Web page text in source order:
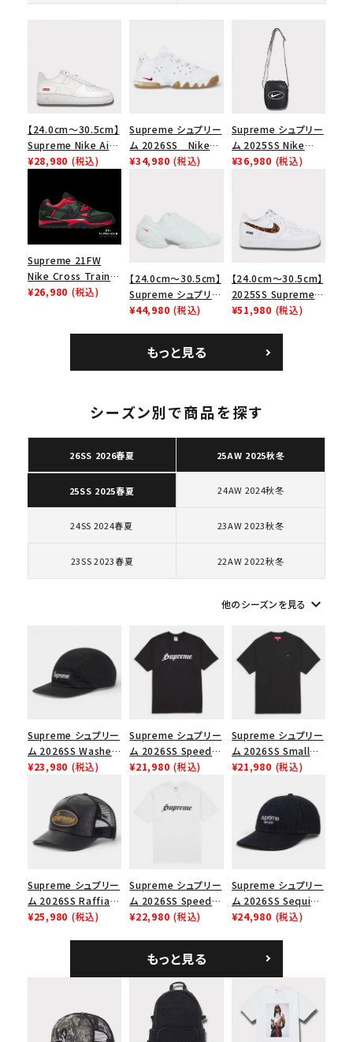
キーワードから探す
search
人気ワード
キャップ・ハット
パーカー・クルーネック
ショルダー・ウエストバッグ
カテゴリーから探す
コラボレーションブランドから探す
並び順
価格から探す
円 ～
【24.0cm～30.5cm】
Supreme Nike Air
Force 1 Low シュプ
ース１スニーカー シ
ューズ ホワイト
¥28,980 (税込)
Supreme シュプリー
ム 2026SS Nike
SB Air Max 2 CB 94
¥34,980 (税込)
Supreme シュプリー
ム 2025SS Nike
Leather Shoulder
¥36,980 (税込)
Supreme 21FW
Nike Cross Trainer
Low ナイキクロスト
¥26,980 (税込)
【24.0cm～30.5cm】
Supreme シュプリー
ム 2023AW Nike
カー ホワイト 白
¥44,980 (税込)
【24.0cm～30.5cm】
2025SS Supreme
GOODENOUGH
ムグッドイナフ ナイキ
エアフォース１スニー
ト
¥51,980 (税込)
もっと見る
シーズン別で商品を探す
26SS 2026春夏 25AW 2025秋冬
25SS 2025春夏 24AW 2024秋冬
24SS 2024春夏 23AW 2023秋冬
23SS 2023春夏 22AW 2022秋冬
他のシーズンを見る keyboard_arrow_down
Supreme シュプリー
ム 2026SS Washed
Chino Twill Camp
ノツイル キャンプキャ
ップ ブラック
¥23,980 (税込)
Supreme シュプリー
ム 2026SS Speed
Tee スピードTシャツ
¥21,980 (税込)
Supreme シュプリー
ム 2026SS Small
Box Tee スモールボ
¥21,980 (税込)
Supreme シュプリー
ム 2026SS Raffia
Mesh Back 5-Panel
¥25,980 (税込)
Supreme シュプリー
ム 2026SS Speed
Tee スピードTシャツ
¥22,980 (税込)
Supreme シュプリー
ム 2026SS Sequin
Denim Classic
シックロゴ 6パネルキ
ャップ ブラック
¥24,980 (税込)
もっと見る